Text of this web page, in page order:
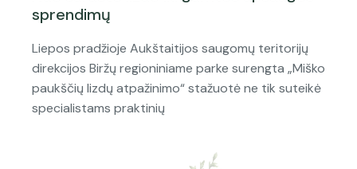
sprendimų
Liepos pradžioje Aukštaitijos saugomų teritorijų
direkcijos Biržų regioniniame parke surengta „Miško
paukščių lizdų atpažinimo“ stažuotė ne tik suteikė
specialistams praktinių